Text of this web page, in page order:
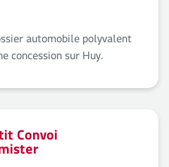
automobile polyvalent
concession sur Huy.
Convoi